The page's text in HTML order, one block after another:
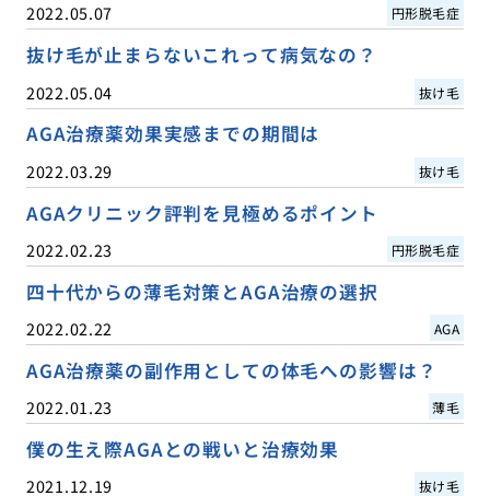
2022.05.07 円形脱毛症
抜け毛が止まらないこれって病気なの？
2022.05.04 抜け毛
AGA治療薬効果実感までの期間は
2022.03.29 抜け毛
AGAクリニック評判を見極めるポイント
2022.02.23 円形脱毛症
四十代からの薄毛対策とAGA治療の選択
2022.02.22 AGA
AGA治療薬の副作用としての体毛への影響は？
2022.01.23 薄毛
僕の生え際AGAとの戦いと治療効果
2021.12.19 抜け毛